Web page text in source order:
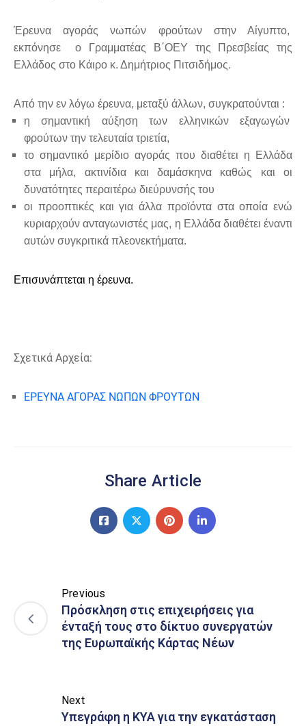
Έρευνα αγοράς νωπών φρούτων στην Αίγυπτο,
εκπόνησε
ο Γραμματέας Β΄ΟΕΥ της Πρεσβείας της
Ελλάδος στο Κάιρο κ. Δημήτριος Πιτσιδήμος.
Aπό την εν λόγω έρευνα, μεταξύ άλλων, συγκρατούνται :
η σημαντική αύξηση των ελληνικών εξαγωγών
φρούτων την τελευταία τριετία,
το σημαντικό μερίδιο αγοράς που διαθέτει η Ελλάδα
στα μήλα, ακτινίδια και δαμάσκηνα καθώς και οι
δυνατότητες περαιτέρω διεύρυνσής του
οι προοπτικές και για άλλα προϊόντα στα οποία ενώ
κυριαρχούν ανταγωνιστές μας, η Ελλάδα διαθέτει έναντι
αυτών συγκριτικά πλεονεκτήματα.
Επισυνάπτεται η έρευνα.
Σχετικά Αρχεία:
ΕΡΕΥΝΑ ΑΓΟΡΑΣ ΝΩΠΩΝ ΦΡΟΥΤΩΝ
Share Article
Previous
Πρόσκληση στις επιχειρήσεις για
ένταξή τους στο δίκτυο συνεργατών
της Ευρωπαϊκής Κάρτας Νέων
Next
Υπεγράφη η ΚΥΑ για την εγκατάσταση